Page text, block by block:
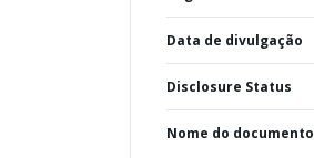
Data de divulgação
Disclosure Status
Nome do documento